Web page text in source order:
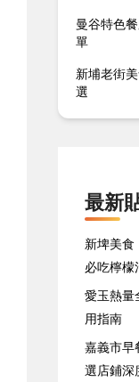
曼谷特色
單
新埔老街
選
最新
新埤美食
必吃檸檬
愛玉熱量
用指南
嘉義市早
選店鋪深